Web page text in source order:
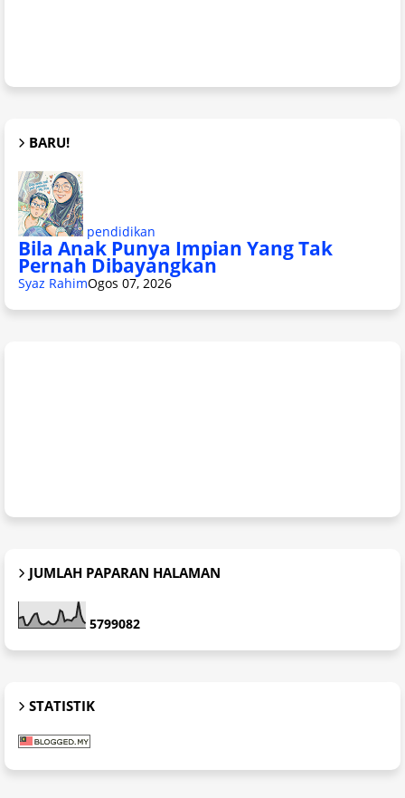
BARU!
pendidikan
Bila Anak Punya Impian Yang Tak
Pernah Dibayangkan
Syaz RahimOgos 07, 2026
JUMLAH PAPARAN HALAMAN
5799082
STATISTIK